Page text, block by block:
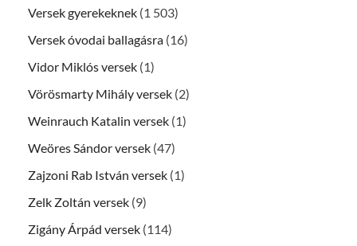
Versek gyerekeknek (1 503)
Versek óvodai ballagásra (16)
Vidor Miklós versek (1)
Vörösmarty Mihály versek (2)
Weinrauch Katalin versek (1)
Weöres Sándor versek (47)
Zajzoni Rab István versek (1)
Zelk Zoltán versek (9)
Zigány Árpád versek (114)